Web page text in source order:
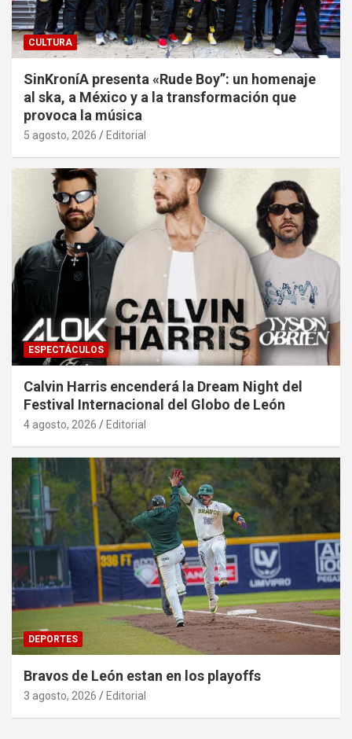
CULTURA
SinKroníA presenta «Rude Boy”: un homenaje
al ska, a México y a la transformación que
provoca la música
5 agosto, 2026 Editorial
ESPECTÁCULOS
Calvin Harris encenderá la Dream Night del
Festival Internacional del Globo de León
4 agosto, 2026 Editorial
DEPORTES
Bravos de León estan en los playoffs
3 agosto, 2026 Editorial